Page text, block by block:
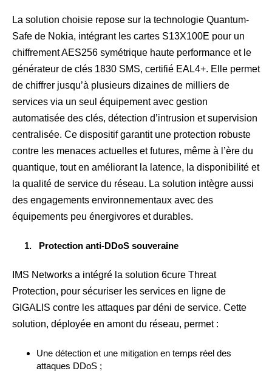
La solution choisie repose sur la technologie Quantum-
Safe de Nokia, intégrant les cartes S13X100E pour un
chiffrement AES256 symétrique haute performance et le
générateur de clés 1830 SMS, certifié EAL4+. Elle permet
de chiffrer jusqu’à plusieurs dizaines de milliers de
services via un seul équipement avec gestion
automatisée des clés, détection d’intrusion et supervision
centralisée. Ce dispositif garantit une protection robuste
contre les menaces actuelles et futures, même à l’ère du
quantique, tout en améliorant la latence, la disponibilité et
la qualité de service du réseau. La solution intègre aussi
des engagements environnementaux avec des
équipements peu énergivores et durables.
Protection anti-DDoS souveraine
IMS Networks a intégré la solution 6cure Threat
Protection, pour sécuriser les services en ligne de
GIGALIS contre les attaques par déni de service. Cette
solution, déployée en amont du réseau, permet :
Une détection et une mitigation en temps réel des
attaques DDoS ;